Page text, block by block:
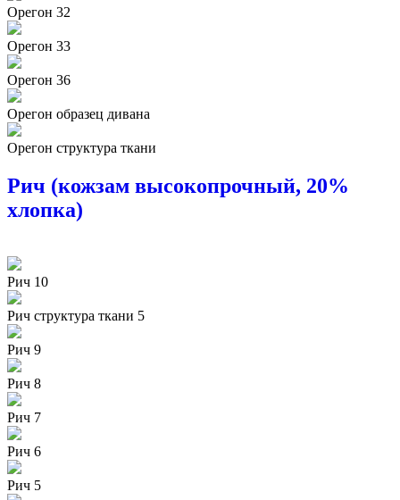
Орегон 32
Орегон 33
Орегон 36
Орегон образец дивана
Орегон структура ткани
Рич (кожзам высокопрочный, 20%
хлопка)
Рич 10
Рич структура ткани 5
Рич 9
Рич 8
Рич 7
Рич 6
Рич 5